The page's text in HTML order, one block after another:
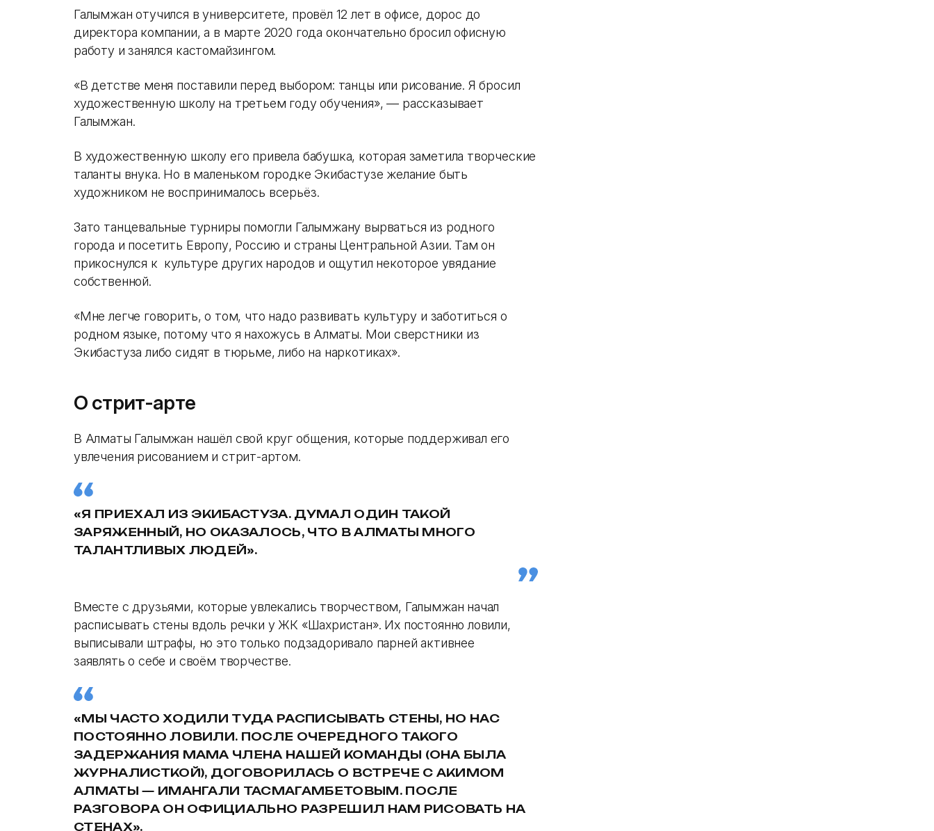
Галымжан отучился в университете, провёл 12 лет в офисе, дорос до
директора компании, а в марте 2020 года окончательно бросил офисную
работу и занялся кастомайзингом.
«В детстве меня поставили перед выбором: танцы или рисование. Я бросил
художественную школу на третьем году обучения», — рассказывает
Галымжан.
В художественную школу его привела бабушка, которая заметила творческие
таланты внука. Но в маленьком городке Экибастузе желание быть
художником не воспринималось всерьёз.
Зато танцевальные турниры помогли Галымжану вырваться из родного
города и посетить Европу, Россию и страны Центральной Азии. Там он
прикоснулся к культуре других народов и ощутил некоторое увядание
собственной.
«Мне легче говорить, о том, что надо развивать культуру и заботиться о
родном языке, потому что я нахожусь в Алматы. Мои сверстники из
Экибастуза либо сидят в тюрьме, либо на наркотиках».
О стрит-арте
В Алматы Галымжан нашёл свой круг общения, которые поддерживал его
увлечения рисованием и стрит-артом.
«Я ПРИЕХАЛ ИЗ ЭКИБАСТУЗА. ДУМАЛ ОДИН ТАКОЙ
ЗАРЯЖЕННЫЙ, НО ОКАЗАЛОСЬ, ЧТО В АЛМАТЫ МНОГО
ТАЛАНТЛИВЫХ ЛЮДЕЙ».
Вместе с друзьями, которые увлекались творчеством, Галымжан начал
расписывать стены вдоль речки у ЖК «Шахристан». Их постоянно ловили,
выписывали штрафы, но это только подзадоривало парней активнее
заявлять о себе и своём творчестве.
«МЫ ЧАСТО ХОДИЛИ ТУДА РАСПИСЫВАТЬ СТЕНЫ, НО НАС
ПОСТОЯННО ЛОВИЛИ. ПОСЛЕ ОЧЕРЕДНОГО ТАКОГО
ЗАДЕРЖАНИЯ МАМА ЧЛЕНА НАШЕЙ КОМАНДЫ (ОНА БЫЛА
ЖУРНАЛИСТКОЙ), ДОГОВОРИЛАСЬ О ВСТРЕЧЕ С АКИМОМ
АЛМАТЫ — ИМАНГАЛИ ТАСМАГАМБЕТОВЫМ. ПОСЛЕ
РАЗГОВОРА ОН ОФИЦИАЛЬНО РАЗРЕШИЛ НАМ РИСОВАТЬ НА
СТЕНАХ».